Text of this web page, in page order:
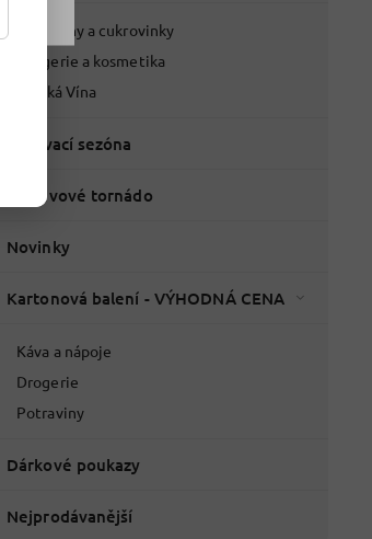
Potraviny a cukrovinky
Drogerie a kosmetika
Italská Vína
Grilovací sezóna
% Slevové tornádo
Novinky
Kartonová balení - VÝHODNÁ CENA
Káva a nápoje
Drogerie
Potraviny
Dárkové poukazy
Nejprodávanější